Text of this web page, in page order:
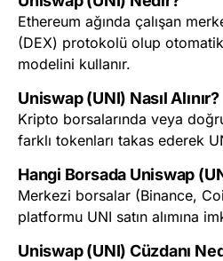
Ethereum ağında çalışan
(DEX) protokolü olup
modelini kullanır.
Uniswap (UNI) Nasıl Alınır?
Kripto borsalarında veya
farklı tokenları takas ederek
Hangi Borsada Uniswap
Merkezi borsalar (Binance,
platformu UNI satın alımına
Uniswap (UNI) Cüzdanı